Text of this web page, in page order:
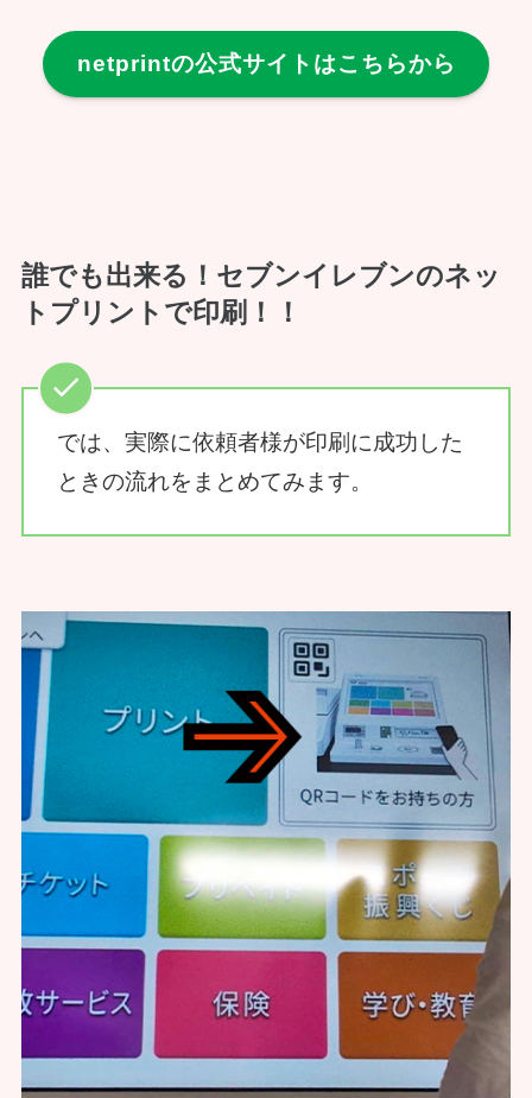
netprintの公式サイトはこちらから
誰でも出来る！セブンイレブンのネッ
トプリントで印刷！！
では、実際に依頼者様が印刷に成功した
ときの流れをまとめてみます。